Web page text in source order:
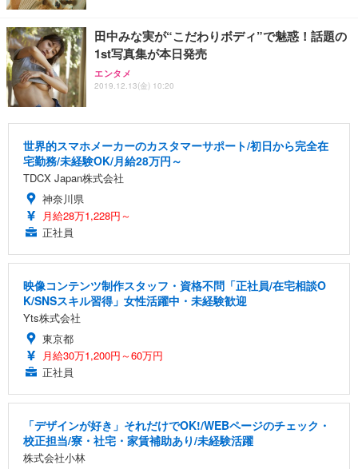
田中みな実が“こだわりボディ”で魅惑！話題の
1st写真集が本日発売
エンタメ
2019.12.13(金) 10:20
世界的スマホメーカーのカスタマーサポート/初日から完全在
宅勤務/未経験OK/月給28万円～
TDCX Japan株式会社
神奈川県
月給28万1,228円～
正社員
映像コンテンツ制作スタッフ・資格不問「正社員/在宅相談O
K/SNSスキル習得」女性活躍中・未経験歓迎
Yts株式会社
東京都
月給30万1,200円～60万円
正社員
「デザインが好き」それだけでOK!/WEBページのチェック・
校正担当/寮・社宅・家賃補助あり/未経験活躍
株式会社小林